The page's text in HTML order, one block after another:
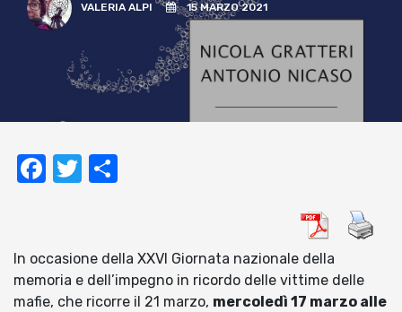
VALERIA ALPI 15 MARZO 2021
Facebook
Twitter
In occasione della XXVI Giornata nazionale della
memoria e dell’impegno in ricordo delle vittime delle
mafie, che ricorre il 21 marzo, mercoledì 17 marzo alle